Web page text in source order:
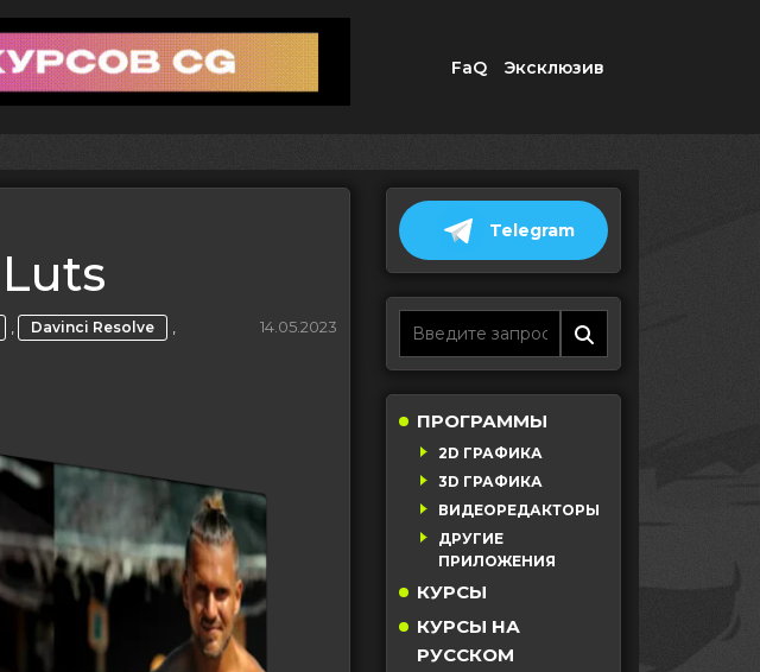
FaQ Эксклюзив
, Davinci Resolve , 14.05.2023
Telegram
ПРОГРАММЫ
2D ГРАФИКА
3D ГРАФИКА
ВИДЕОРЕДАКТОРЫ
ДРУГИЕ
ПРИЛОЖЕНИЯ
КУРСЫ
КУРСЫ НА
РУССКОМ